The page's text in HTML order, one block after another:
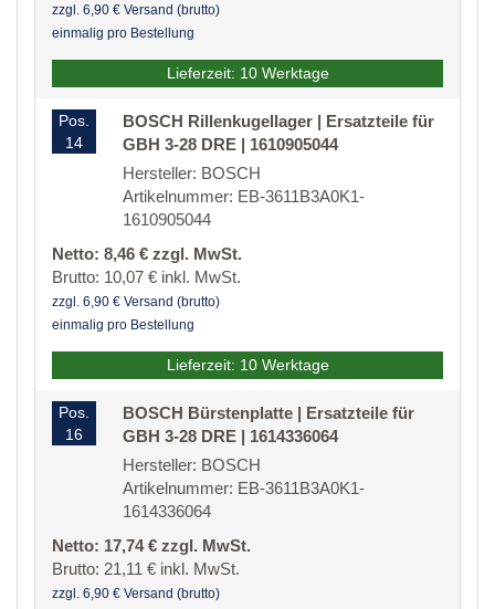
zzgl. 6,90 € Versand (brutto)
einmalig pro Bestellung
Lieferzeit: 10 Werktage
Pos.
14
BOSCH Rillenkugellager | Ersatzteile für
GBH 3-28 DRE | 1610905044
Hersteller: BOSCH
Artikelnummer: EB-3611B3A0K1-
1610905044
Netto: 8,46 € zzgl. MwSt.
Brutto: 10,07 € inkl. MwSt.
zzgl. 6,90 € Versand (brutto)
einmalig pro Bestellung
Lieferzeit: 10 Werktage
Pos.
16
BOSCH Bürstenplatte | Ersatzteile für
GBH 3-28 DRE | 1614336064
Hersteller: BOSCH
Artikelnummer: EB-3611B3A0K1-
1614336064
Netto: 17,74 € zzgl. MwSt.
Brutto: 21,11 € inkl. MwSt.
zzgl. 6,90 € Versand (brutto)